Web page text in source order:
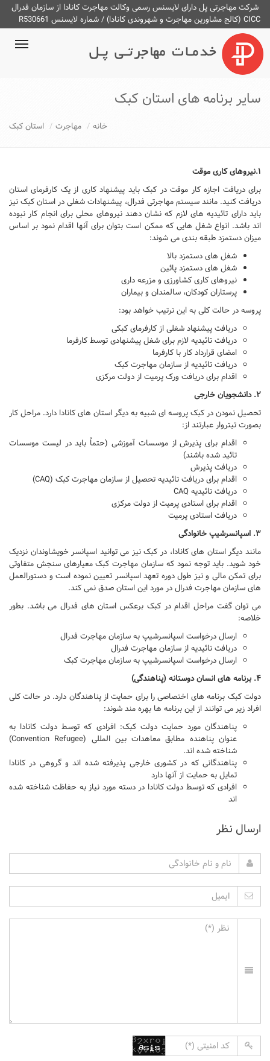
شرکت مهاجرتی پل دارای لایسنس رسمی وکالت مهاجرت کانادا از سازمان فدرال
CICC (کالج مشاورین مهاجرت و شهروندی کانادا) / شماره لایسنس R530661
سایر برنامه های استان کبک
خانه مهاجرت استان کبک
۱.نیروهای کاری موقت
برای دریافت اجازه کار موقت در کبک باید پیشنهاد کاری از یک کارفرمای استان
دریافت کنید. مانند سیستم مهاجرتی فدرال، پیشنهادات شغلی در استان کبک نیز
باید دارای تائیدیه های لازم که نشان دهند نیروهای محلی برای انجام کار نبوده
اند باشد. انواع شغل هایی که ممکن است بتوان برای آنها اقدام نمود بر اساس
میزان دستمزد طبقه بندی می شوند:
شغل های دستمزد بالا
شغل های دستمزد پائین
نیروهای کاری کشاورزی و مزرعه داری
پرستاران کودکان، سالمندان و بیماران
پروسه در حالت کلی به این ترتیب خواهد بود:
دریافت پیشنهاد شغلی از کارفرمای کبکی
دریافت تائیدیه لازم برای شغل پیشنهادی توسط کارفرما
امضای قرارداد کار با کارفرما
دریافت تائیدیه از سازمان مهاجرت کبک
اقدام برای دریافت ورک پرمیت از دولت مرکزی
۲. دانشجویان خارجی
تحصیل نمودن در کبک پروسه ای شبیه به دیگر استان های کانادا دارد. مراحل کار
بصورت تیتروار عبارتند از:
اقدام برای پذیرش از موسسات آموزشی (حتماً باید در لیست موسسات
تائید شده باشند)
دریافت پذیرش
اقدام برای دریافت تائیدیه تحصیل از سازمان مهاجرت کبک (CAQ
)
دریافت تائیدیهCAQ
اقدام برای استادی پرمیت از دولت مرکزی
دریافت استادی پرمیت
۳. اسپانسرشیپ خانوادگی
مانند دیگر استان های کانادا، در کبک نیز می توانید اسپانسر خویشاوندان نزدیک
خود شوید. باید توجه نمود که سازمان مهاجرت کبک معیارهای سنجش متفاوتی
برای تمکن مالی و نیز طول دوره تعهد اسپانسر تعیین نموده است و دستورالعمل
های سازمان مهاجرت فدرال در مورد این استان صدق نمی کند.
می توان گفت مراحل اقدام در کبک برعکس استان های فدرال می باشد. بطور
خلاصه:
ارسال درخواست اسپانسرشیپ به سازمان مهاجرت فدرال
دریافت تائیدیه از سازمان مهاجرت فدرال
ارسال درخواست اسپانسرشیپ به سازمان مهاجرت کبک
۴. برنامه های انسان دوستانه (پناهندگی)
دولت کبک برنامه های اختصاصی را برای حمایت از پناهندگان دارد. در حالت کلی
افراد زیر می توانند از این برنامه ها بهره مند شوند:
پناهندگان مورد حمایت دولت کبک: افرادی که توسط دولت کانادا به
عنوان پناهنده مطابق معاهدات بین المللی (Convention Refugee
)
شناخته شده اند.
پناهندگانی که در کشوری خارجی پذیرفته شده اند و گروهی در کانادا
تمایل به حمایت از آنها دارد
افرادی که توسط دولت کانادا در دسته مورد نیاز به حفاظت شناخته شده
اند
ارسال نظر